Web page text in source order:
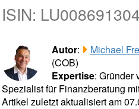
ISIN:
Autor: Michael
(COB)
Expertise: Gründer
Spezialist für Finanzberatung
Artikel zuletzt aktualisiert am